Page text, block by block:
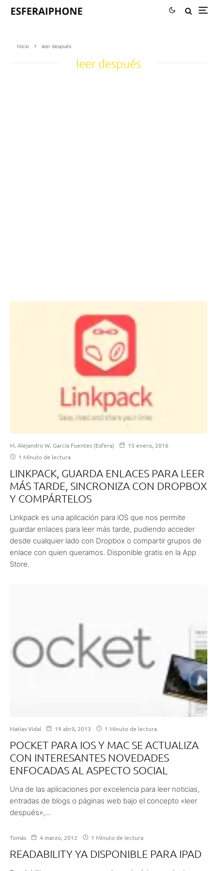
Inicio leer después
leer después
M. Alejandro W. García Fuentes (Esfera)
15 enero, 2016
1 Minuto de lectura
LINKPACK, GUARDA ENLACES PARA LEER
MÁS TARDE, SINCRONIZA CON DROPBOX
Y COMPÁRTELOS
Linkpack es una aplicación para iOS que nos permite
guardar enlaces para leer más tarde, pudiendo acceder
desde cualquier lado con Dropbox o compartir grupos de
enlace con quien queramos. Disponible gratis en la App
Store.
Matías Vidal 19 abril, 2013 1 Minuto de lectura
POCKET PARA IOS Y MAC SE ACTUALIZA
CON INTERESANTES NOVEDADES
ENFOCADAS AL ASPECTO SOCIAL
Una de las aplicaciones por excelencia para leer noticias,
entradas de blogs o páginas web bajo el concepto «leer
después»,...
Tomás 4 marzo, 2012 1 Minuto de lectura
READABILITY YA DISPONIBLE PARA IPAD